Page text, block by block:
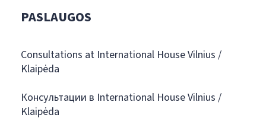
PASLAUGOS
Consultations at International House Vilnius /
Klaipėda
Консультации в International House Vilnius /
Klaipėda